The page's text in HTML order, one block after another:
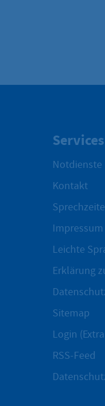
Services
Notdienste
Kontakt
Impressum
Leichte
Erklärung
Sitemap
Login
RSS-Feed